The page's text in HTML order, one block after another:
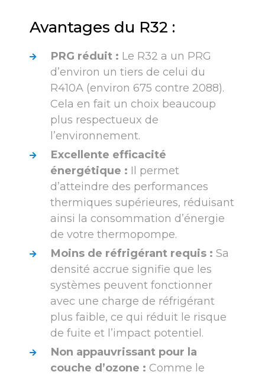
Avantages du R32 :
PRG réduit : Le R32 a un PRG
d’environ un tiers de celui du
R410A (environ 675 contre 2088).
Cela en fait un choix beaucoup
plus respectueux de
l’environnement.
Excellente efficacité
énergétique : Il permet
d’atteindre des performances
thermiques supérieures, réduisant
ainsi la consommation d’énergie
de votre thermopompe.
Moins de réfrigérant requis : Sa
densité accrue signifie que les
systèmes peuvent fonctionner
avec une charge de réfrigérant
plus faible, ce qui réduit le risque
de fuite et l’impact potentiel.
Non appauvrissant pour la
couche d’ozone : Comme le